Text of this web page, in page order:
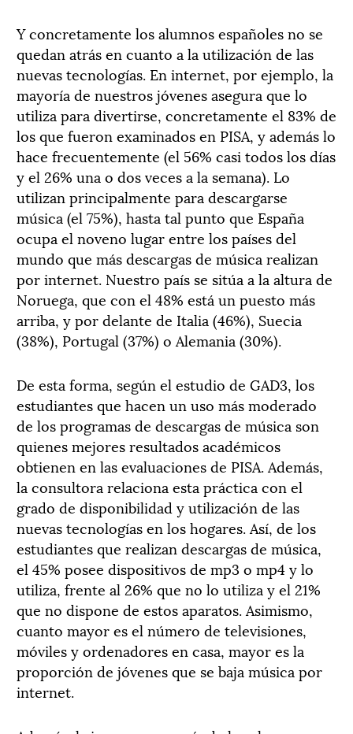
Y concretamente los alumnos españoles no se
quedan atrás en cuanto a la utilización de las
nuevas tecnologías. En internet, por ejemplo, la
mayoría de nuestros jóvenes asegura que lo
utiliza para divertirse, concretamente el 83% de
los que fueron examinados en PISA, y además lo
hace frecuentemente (el 56% casi todos los días
y el 26% una o dos veces a la semana). Lo
utilizan principalmente para descargarse
música (el 75%), hasta tal punto que España
ocupa el noveno lugar entre los países del
mundo que más descargas de música realizan
por internet. Nuestro país se sitúa a la altura de
Noruega, que con el 48% está un puesto más
arriba, y por delante de Italia (46%), Suecia
(38%), Portugal (37%) o Alemania (30%).
De esta forma, según el estudio de GAD3, los
estudiantes que hacen un uso más moderado
de los programas de descargas de música son
quienes mejores resultados académicos
obtienen en las evaluaciones de PISA. Además,
la consultora relaciona esta práctica con el
grado de disponibilidad y utilización de las
nuevas tecnologías en los hogares. Así, de los
estudiantes que realizan descargas de música,
el 45% posee dispositivos de mp3 o mp4 y lo
utiliza, frente al 26% que no lo utiliza y el 21%
que no dispone de estos aparatos. Asimismo,
cuanto mayor es el número de televisiones,
móviles y ordenadores en casa, mayor es la
proporción de jóvenes que se baja música por
internet.